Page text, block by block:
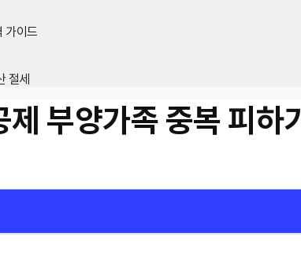
가이드
절세
부양가족 중복 피하기